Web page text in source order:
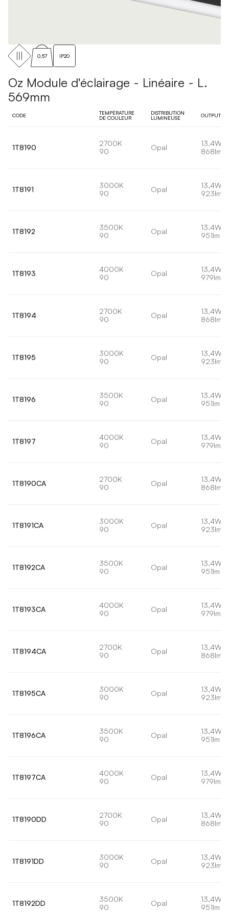
0,57 IP20
Oz Module d'éclairage - Linéaire - L.
569mm
CODE
TEMPÉRATURE
DE COULEUR
DISTRIBUTION
LUMINEUSE
OUTPUT
1T8190
2700K
90
Opal
13,4W
868lm
1T8191
3000K
90
Opal
13,4W
923lm
1T8192
3500K
90
Opal
13,4W
951lm
1T8193
4000K
90
Opal
13,4W
979lm
1T8194
2700K
90
Opal
13,4W
868lm
1T8195
3000K
90
Opal
13,4W
923lm
1T8196
3500K
90
Opal
13,4W
951lm
1T8197
4000K
90
Opal
13,4W
979lm
1T8190CA
2700K
90
Opal
13,4W
868lm
1T8191CA
3000K
90
Opal
13,4W
923lm
1T8192CA
3500K
90
Opal
13,4W
951lm
1T8193CA
4000K
90
Opal
13,4W
979lm
1T8194CA
2700K
90
Opal
13,4W
868lm
1T8195CA
3000K
90
Opal
13,4W
923lm
1T8196CA
3500K
90
Opal
13,4W
951lm
1T8197CA
4000K
90
Opal
13,4W
979lm
1T8190DD
2700K
90
Opal
13,4W
868lm
1T8191DD
3000K
90
Opal
13,4W
923lm
1T8192DD
3500K
90
Opal
13,4W
951lm